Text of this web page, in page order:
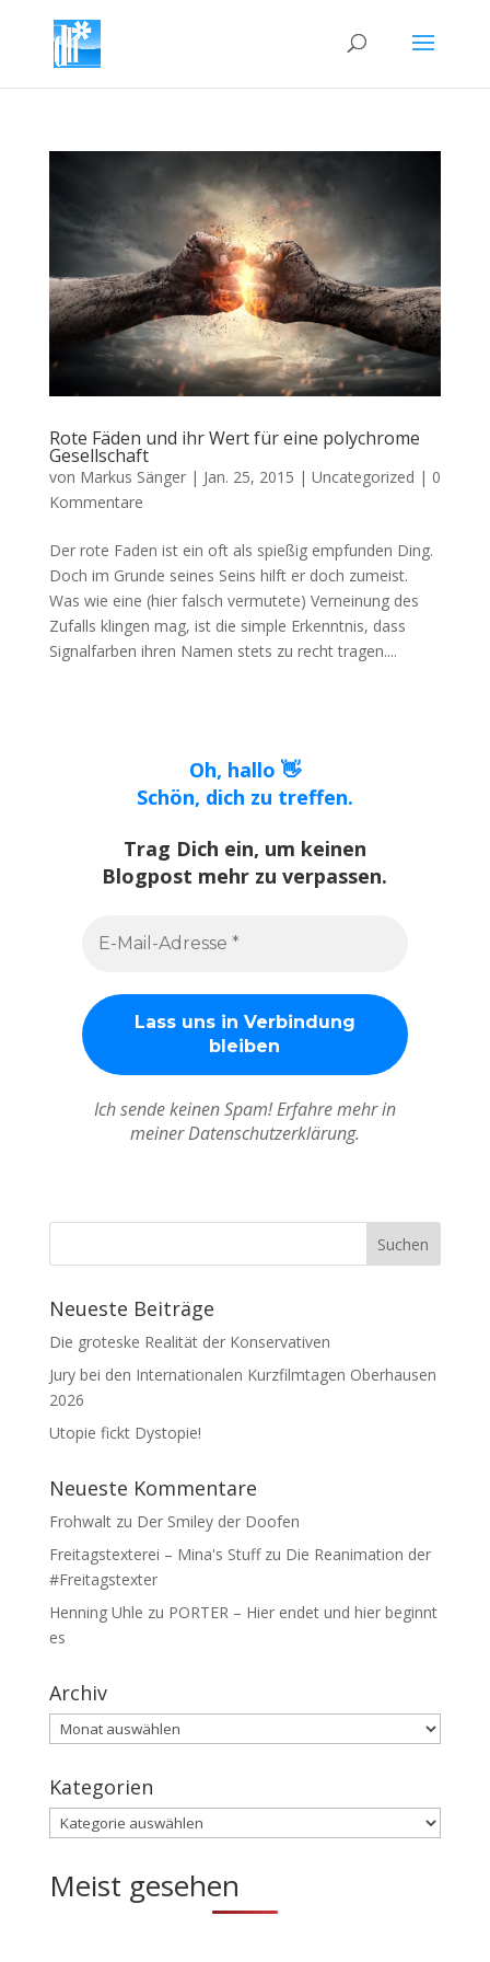
Rote Fäden und ihr Wert für eine polychrome
Gesellschaft
von Markus Sänger| Jan. 25, 2015 | Uncategorized | 0
Kommentare
Der rote Faden ist ein oft als spießig empfunden Ding.
Doch im Grunde seines Seins hilft er doch zumeist.
Was wie eine (hier falsch vermutete) Verneinung des
Zufalls klingen mag, ist die simple Erkenntnis, dass
Signalfarben ihren Namen stets zu recht tragen....
Oh, hallo 👋
Schön, dich zu treffen.
Trag Dich ein, um keinen
Blogpost mehr zu verpassen.
Ich sende keinen Spam! Erfahre mehr in
meiner Datenschutzerklärung.
Neueste Beiträge
Die groteske Realität der Konservativen
Jury bei den Internationalen Kurzfilmtagen Oberhausen
2026
Utopie fickt Dystopie!
Neueste Kommentare
Frohwaltzu Der Smiley der Doofen
Freitagstexterei – Mina's Stuffzu Die Reanimation der
#Freitagstexter
Henning Uhle zu PORTER – Hier endet und hier beginnt
es
Archiv
Archiv
Kategorien
Kategorien
Meist gesehen